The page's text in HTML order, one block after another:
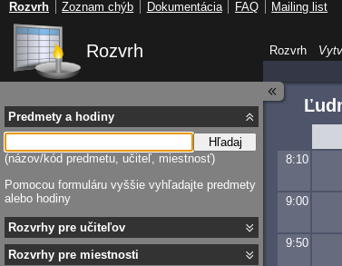
Rozvrh
8:10
9:00
9:50
Predmety a hodiny
Hľadaj
(názov/kód predmetu, učiteľ, miestnosť)
Pomocou formuláru vyššie vyhľadajte predmety
alebo hodiny
Rozvrhy pre učiteľov
Rozvrhy pre miestnosti
Rozvrh
Rozvrh Zoznam chýb Dokumentácia FAQ Mailing list